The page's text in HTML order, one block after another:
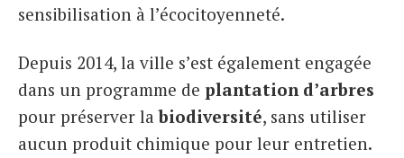
sensibilisation à l’écocitoyenneté.
Depuis 2014, la ville s’est également engagée
dans un programme de plantation d’arbres
pour préserver labiodiversité, sans utiliser
aucun produit chimique pour leur entretien.